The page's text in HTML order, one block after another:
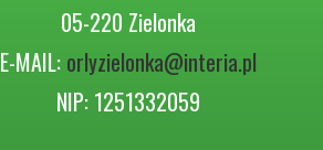
05-220 Zielonka
E-MAIL: orlyzielonka@interia.pl
NIP: 1251332059